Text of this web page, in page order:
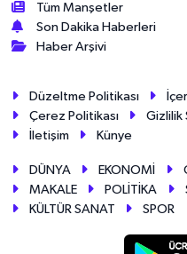
Tüm Manşetler
Son Dakika Haberleri
Haber Arşivi
Düzeltme Politikası
Çerez Politikası
Gizlilik
İletişim
Künye
DÜNYA EKONOMİ
MAKALE
POLİTİKA
KÜLTÜR SANAT
SPOR